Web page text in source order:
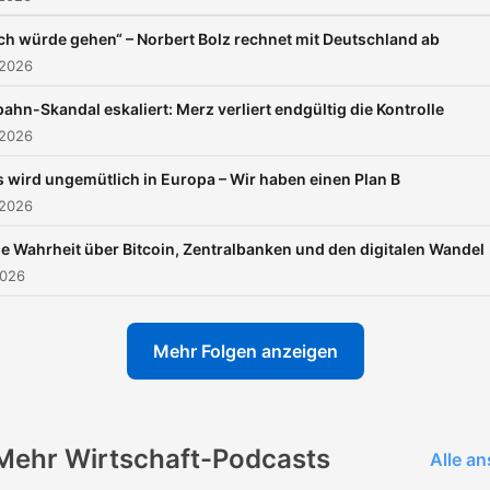
würde gehen“ – Norbert Bolz rechnet mit Deutschland ab
Skandal eskaliert: Merz verliert endgültig die Kontrolle
wird ungemütlich in Europa – Wir haben einen Plan B
Wahrheit über Bitcoin, Zentralbanken und den digitalen Wandel
Mehr Folgen anzeigen
Wirtschaft-Podcasts Alle